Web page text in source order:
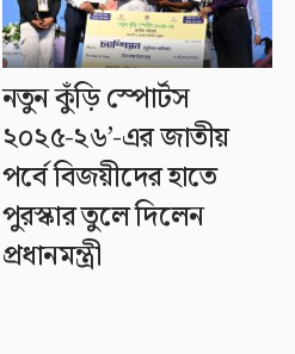
নতুন কুঁড়ি স্পোর্টস
২০২৫-২৬’-এর জাতীয়
পর্বে বিজয়ীদের হাতে
পুরস্কার তুলে দিলেন
প্রধানমন্ত্রী